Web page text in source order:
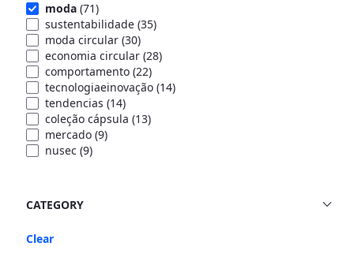
moda (71)
sustentabilidade (35)
moda circular (30)
economia circular (28)
comportamento (22)
tecnologiaeinovação (14)
tendencias (14)
coleção cápsula (13)
mercado (9)
nusec (9)
CATEGORY
Clear